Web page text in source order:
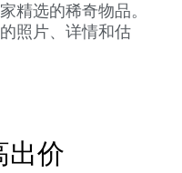
精选的稀奇物品。
照片、详情和估
出价